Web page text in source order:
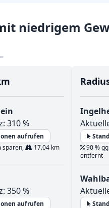
niedrigem
310 %
aufrufen
sparen,
17.04 km
350 %
aufrufen
90 %
entfernt